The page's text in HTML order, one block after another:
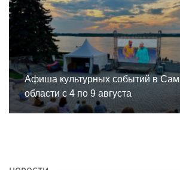
Афиша культурных событий в
области с 4 по 9 августа